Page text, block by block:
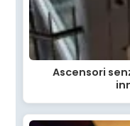
Ascensori